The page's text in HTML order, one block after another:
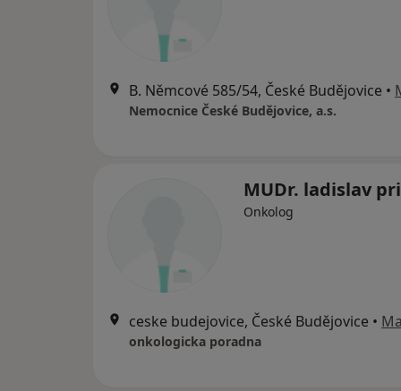
B. Němcové 585/54, České Budějovice •
Nemocnice České Budějovice, a.s.
MUDr. ladislav
Onkolog
ceske budejovice, České Budějovice •
onkologicka poradna